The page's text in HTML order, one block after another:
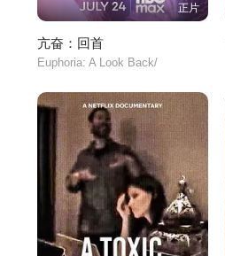
正片
亢奋：回首
Euphoria: A Look Back/